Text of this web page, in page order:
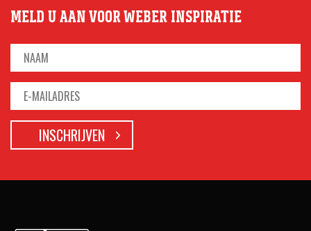
MELD U AAN VOOR WEBER INSPIRATIE